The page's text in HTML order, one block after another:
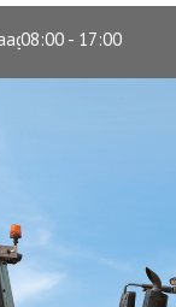
08:00 - 17:00